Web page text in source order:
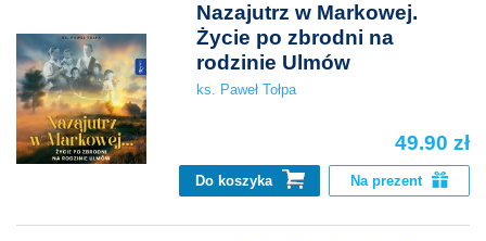
Nazajutrz w Markowej.
Życie po zbrodni na
rodzinie Ulmów
ks. Paweł Tołpa
49.90 zł
Do koszyka Na prezent